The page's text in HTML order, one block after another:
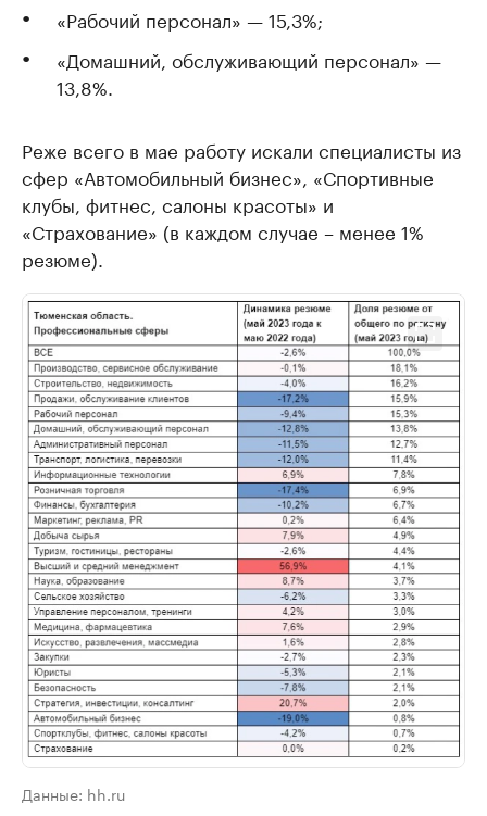
«Рабочий персонал» — 15,3%;
«Домашний, обслуживающий персонал» —
13,8%.
Реже всего в мае работу искали специалисты из
сфер «Автомобильный бизнес», «Спортивные
клубы, фитнес, салоны красоты» и
«Страхование» (в каждом случае – менее 1%
резюме).
Данные: hh.ru